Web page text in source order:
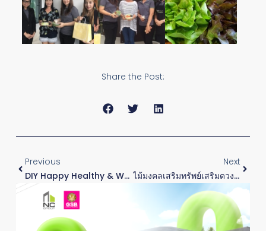
Share the Post:
Previous
DIY Happy Healthy & Wealthy Box @ NC ROYAL
Next
ไม้มงคลเสริมทรัพย์เสริมดวง @ บ้านฟ้าทาวน์นี่ ปิ่นเกล้า – สาย 5